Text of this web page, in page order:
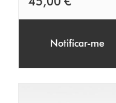
Notificar-me